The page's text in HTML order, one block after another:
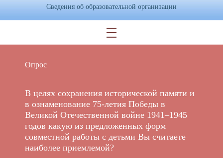
Сведения об образовательной организации
Опрос
В целях сохранения исторической памяти и
в ознаменование 75-летия Победы в
Великой Отечественной войне 1941–1945
годов какую из предложенных форм
совместной работы с детьми Вы считаете
наиболее приемлемой?